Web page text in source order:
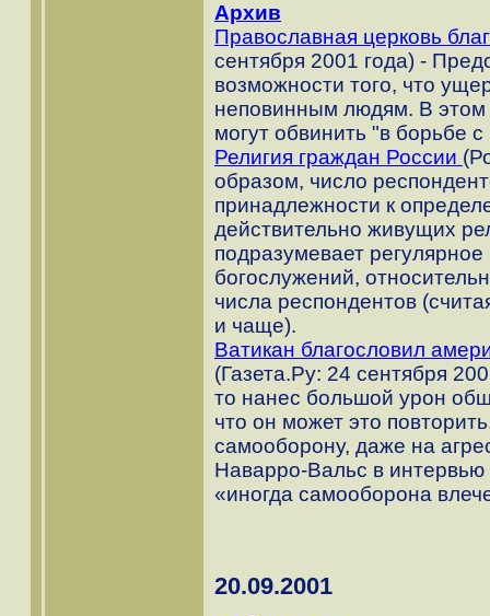
Архив
Православная церковь
сентября 2001 года) -
возможности того, что
неповинным людям. В этом
могут обвинить "в борьбе
Религия граждан России
образом, число
принадлежности к
действительно живущих
подразумевает
богослужений,
числа респондентов
и чаще).
Ватикан благословил
(Газета.Ру: 24 сентября
то нанес большой урон
что он может это
самооборону, даже на
Наварро-Вальс в
«иногда самооборона
20.09.2001